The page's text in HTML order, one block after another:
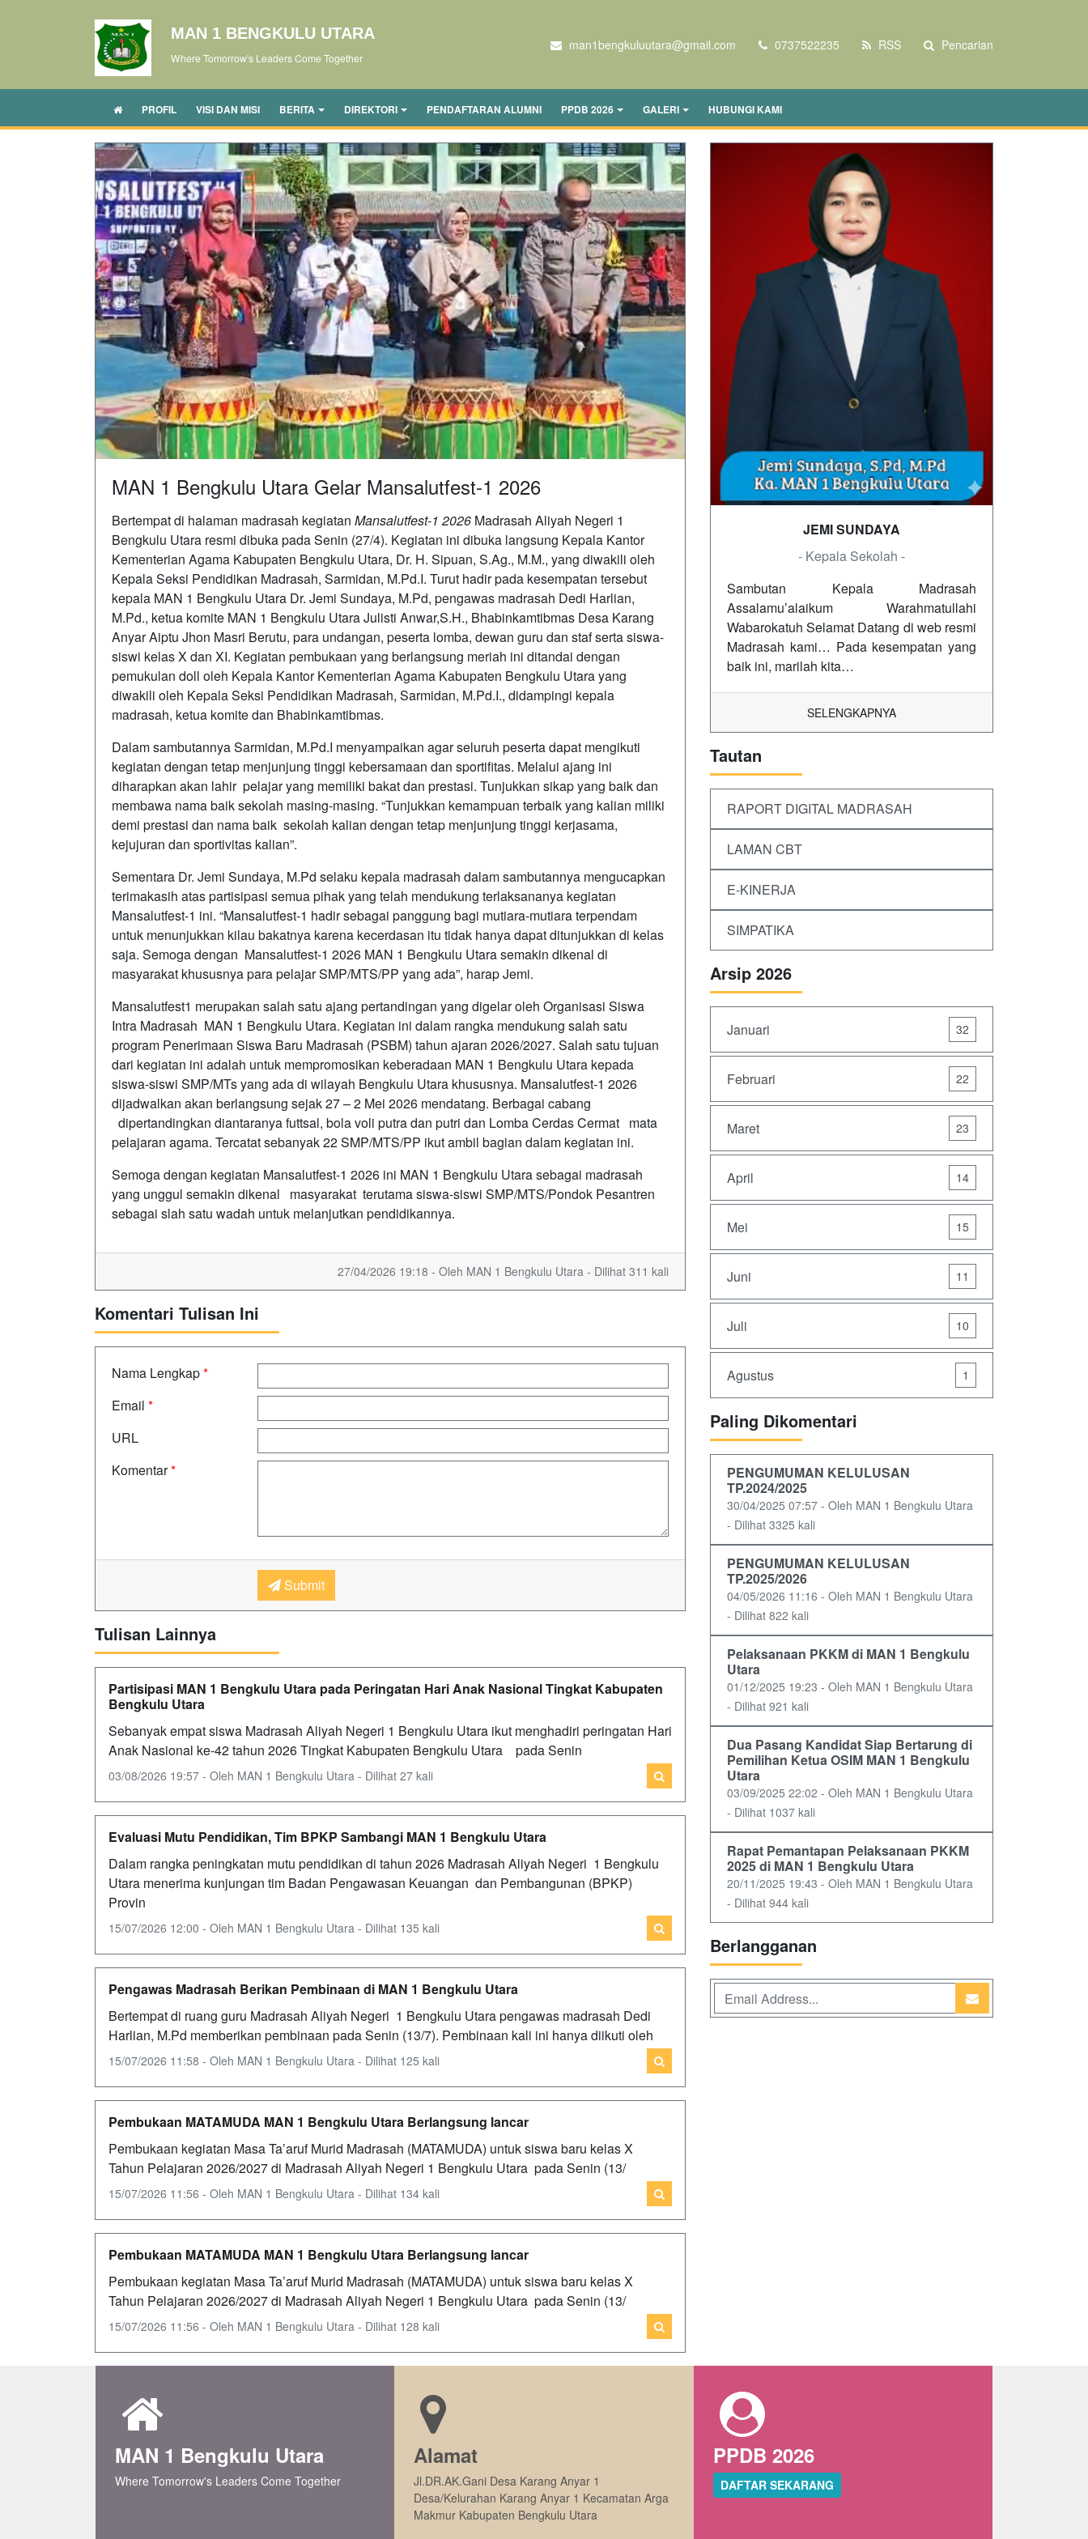
MAN 1 BENGKULU UTARA
Where Tomorrow's Leaders Come Together
man1bengkuluutara@gmail.com 0737522235 RSS Pencarian
PROFIL VISI DAN MISI BERITA DIREKTORI PENDAFTARAN ALUMNI PPDB 2026 GALERI HUBUNGI KAMI
MAN 1 Bengkulu Utara Gelar Mansalutfest-1 2026
Bertempat di halaman madrasah kegiatan Mansalutfest-1 2026 Madrasah Aliyah Negeri 1
Bengkulu Utara resmi dibuka pada Senin (27/4). Kegiatan ini dibuka langsung Kepala Kantor
Kementerian Agama Kabupaten Bengkulu Utara, Dr. H. Sipuan, S.Ag., M.M., yang diwakili oleh
Kepala Seksi Pendidikan Madrasah, Sarmidan, M.Pd.I. Turut hadir pada kesempatan tersebut
kepala MAN 1 Bengkulu Utara Dr. Jemi Sundaya, M.Pd, pengawas madrasah Dedi Harlian,
M.Pd., ketua komite MAN 1 Bengkulu Utara Julisti Anwar,S.H., Bhabinkamtibmas Desa Karang
Anyar Aiptu Jhon Masri Berutu, para undangan, peserta lomba, dewan guru dan staf serta siswa-
siswi kelas X dan XI. Kegiatan pembukaan yang berlangsung meriah ini ditandai dengan
pemukulan doll oleh Kepala Kantor Kementerian Agama Kabupaten Bengkulu Utara yang
diwakili oleh Kepala Seksi Pendidikan Madrasah, Sarmidan, M.Pd.I., didampingi kepala
madrasah, ketua komite dan Bhabinkamtibmas.
Dalam sambutannya Sarmidan, M.Pd.I menyampaikan agar seluruh peserta dapat mengikuti
kegiatan dengan tetap menjunjung tinggi kebersamaan dan sportifitas. Melalui ajang ini
diharapkan akan lahir pelajar yang memiliki bakat dan prestasi. Tunjukkan sikap yang baik dan
membawa nama baik sekolah masing-masing. “Tunjukkan kemampuan terbaik yang kalian miliki
demi prestasi dan nama baik sekolah kalian dengan tetap menjunjung tinggi kerjasama,
kejujuran dan sportivitas kalian”.
Sementara Dr. Jemi Sundaya, M.Pd selaku kepala madrasah dalam sambutannya mengucapkan
terimakasih atas partisipasi semua pihak yang telah mendukung terlaksananya kegiatan
Mansalutfest-1 ini. “Mansalutfest-1 hadir sebagai panggung bagi mutiara-mutiara terpendam
untuk menunjukkan kilau bakatnya karena kecerdasan itu tidak hanya dapat ditunjukkan di kelas
saja. Semoga dengan Mansalutfest-1 2026 MAN 1 Bengkulu Utara semakin dikenal di
masyarakat khususnya para pelajar SMP/MTS/PP yang ada”, harap Jemi.
Mansalutfest1 merupakan salah satu ajang pertandingan yang digelar oleh Organisasi Siswa
Intra Madrasah MAN 1 Bengkulu Utara. Kegiatan ini dalam rangka mendukung salah satu
program Penerimaan Siswa Baru Madrasah (PSBM) tahun ajaran 2026/2027. Salah satu tujuan
dari kegiatan ini adalah untuk mempromosikan keberadaan MAN 1 Bengkulu Utara kepada
siswa-siswi SMP/MTs yang ada di wilayah Bengkulu Utara khususnya. Mansalutfest-1 2026
dijadwalkan akan berlangsung sejak 27 – 2 Mei 2026 mendatang. Berbagai cabang
dipertandingkan diantaranya futtsal, bola voli putra dan putri dan Lomba Cerdas Cermat mata
pelajaran agama. Tercatat sebanyak 22 SMP/MTS/PP ikut ambil bagian dalam kegiatan ini.
Semoga dengan kegiatan Mansalutfest-1 2026 ini MAN 1 Bengkulu Utara sebagai madrasah
yang unggul semakin dikenal masyarakat terutama siswa-siswi SMP/MTS/Pondok Pesantren
sebagai slah satu wadah untuk melanjutkan pendidikannya.
27/04/2026 19:18 - Oleh MAN 1 Bengkulu Utara - Dilihat 311 kali
Komentari Tulisan Ini
Nama Lengkap*
Email *
URL
Komentar*
Submit
Tulisan Lainnya
Partisipasi MAN 1 Bengkulu Utara pada Peringatan Hari Anak Nasional Tingkat Kabupaten
Bengkulu Utara
Sebanyak empat siswa Madrasah Aliyah Negeri 1 Bengkulu Utara ikut menghadiri peringatan Hari
Anak Nasional ke-42 tahun 2026 Tingkat Kabupaten Bengkulu Utara pada Senin
03/08/2026 19:57 - Oleh MAN 1 Bengkulu Utara - Dilihat 27 kali
Evaluasi Mutu Pendidikan, Tim BPKP Sambangi MAN 1 Bengkulu Utara
Dalam rangka peningkatan mutu pendidikan di tahun 2026 Madrasah Aliyah Negeri 1 Bengkulu
Utara menerima kunjungan tim Badan Pengawasan Keuangan dan Pembangunan (BPKP)
Provin
15/07/2026 12:00 - Oleh MAN 1 Bengkulu Utara - Dilihat 135 kali
Pengawas Madrasah Berikan Pembinaan di MAN 1 Bengkulu Utara
Bertempat di ruang guru Madrasah Aliyah Negeri 1 Bengkulu Utara pengawas madrasah Dedi
Harlian, M.Pd memberikan pembinaan pada Senin (13/7). Pembinaan kali ini hanya diikuti oleh
15/07/2026 11:58 - Oleh MAN 1 Bengkulu Utara - Dilihat 125 kali
Pembukaan MATAMUDA MAN 1 Bengkulu Utara Berlangsung lancar
Pembukaan kegiatan Masa Ta’aruf Murid Madrasah (MATAMUDA) untuk siswa baru kelas X
Tahun Pelajaran 2026/2027 di Madrasah Aliyah Negeri 1 Bengkulu Utara pada Senin (13/
15/07/2026 11:56 - Oleh MAN 1 Bengkulu Utara - Dilihat 134 kali
Pembukaan MATAMUDA MAN 1 Bengkulu Utara Berlangsung lancar
Pembukaan kegiatan Masa Ta’aruf Murid Madrasah (MATAMUDA) untuk siswa baru kelas X
Tahun Pelajaran 2026/2027 di Madrasah Aliyah Negeri 1 Bengkulu Utara pada Senin (13/
15/07/2026 11:56 - Oleh MAN 1 Bengkulu Utara - Dilihat 128 kali
JEMI SUNDAYA
- Kepala Sekolah -
Sambutan Kepala Madrasah
Assalamu’alaikum Warahmatullahi
Wabarokatuh Selamat Datang di web resmi
Madrasah kami… Pada kesempatan yang
baik ini, marilah kita…
SELENGKAPNYA
Tautan
RAPORT DIGITAL MADRASAH
LAMAN CBT
E-KINERJA
SIMPATIKA
Arsip 2026
Januari 32
Februari 22
Maret 23
April 14
Mei 15
Juni 11
Juli 10
Agustus 1
Paling Dikomentari
PENGUMUMAN KELULUSAN
TP.2024/2025
30/04/2025 07:57 - Oleh MAN 1 Bengkulu Utara
- Dilihat 3325 kali
PENGUMUMAN KELULUSAN
TP.2025/2026
04/05/2026 11:16 - Oleh MAN 1 Bengkulu Utara
- Dilihat 822 kali
Pelaksanaan PKKM di MAN 1 Bengkulu
Utara
01/12/2025 19:23 - Oleh MAN 1 Bengkulu Utara
- Dilihat 921 kali
Dua Pasang Kandidat Siap Bertarung di
Pemilihan Ketua OSIM MAN 1 Bengkulu
Utara
03/09/2025 22:02 - Oleh MAN 1 Bengkulu Utara
- Dilihat 1037 kali
Rapat Pemantapan Pelaksanaan PKKM
2025 di MAN 1 Bengkulu Utara
20/11/2025 19:43 - Oleh MAN 1 Bengkulu Utara
- Dilihat 944 kali
Berlangganan
MAN 1 Bengkulu Utara
Where Tomorrow's Leaders Come Together
Alamat
Jl.DR.AK.Gani Desa Karang Anyar 1
Desa/Kelurahan Karang Anyar 1 Kecamatan Arga
Makmur Kabupaten Bengkulu Utara
PPDB 2026
DAFTAR SEKARANG